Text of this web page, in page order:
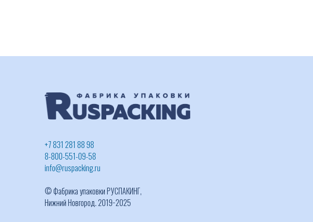
+7 831 281 88 98
8-800-551-09-58
info@ruspacking.ru
© Фабрика упаковки РУСПАКИНГ,
Нижний Новгород. 2019−2025